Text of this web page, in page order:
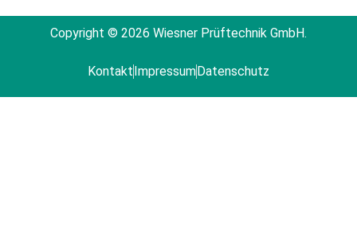
Copyright © 2026 Wiesner Prüftechnik GmbH.
KontaktImpressumDatenschutz